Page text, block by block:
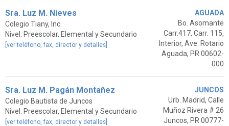
Sra. Luz M. Nieves
Colegio Tiany, Inc.
Nivel: Preescolar, Elemental y Secundario
[ver teléfono, fax, director y detalles]
AGUADA
Bo. Asomante
Carr.417, Carr. 115,
Interior, Ave. Rotario
Aguada, PR 00602-
000
Sra. Luz M. Pagán Montañez
Colegio Bautista de Juncos
Nivel: Preescolar, Elemental y Secundario
[ver teléfono, fax, director y detalles]
JUNCOS
Urb. Madrid, Calle
Muñoz Rivera # 26
Juncos, PR 00777-